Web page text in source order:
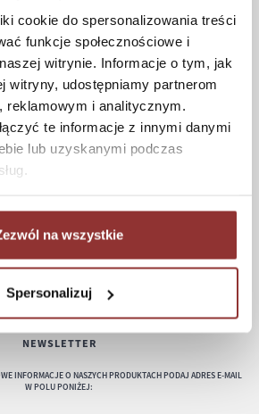
cookie do spersonalizowania treści
funkcje społecznościowe i
witrynie. Informacje o tym, jak
witryny, udostępniamy partnerom
reklamowym i analitycznym.
te informacje z innymi danymi
lub uzyskanymi podczas
na wszystkie
Spersonalizuj
Informacje techniczne
POMOC
Regulamin
Konserwacja i czyszczenie
Kontakt
NEWSLETTER
INFORMACJE O NASZYCH PRODUKTACH PODAJ ADRES E-MAIL
W POLU PONIŻEJ: